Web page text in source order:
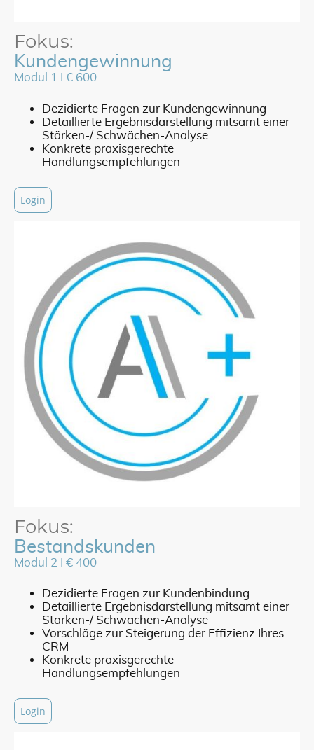
Fokus:
Kundengewinnung
Modul 1 I € 600
Dezidierte Fragen zur Kundengewinnung
Detaillierte Ergebnisdarstellung mitsamt einer
Stärken-/ Schwächen-Analyse
Konkrete praxisgerechte
Handlungsempfehlungen
Login
Fokus:
Bestandskunden
Modul 2 I € 400
Dezidierte Fragen zur Kundenbindung
Detaillierte Ergebnisdarstellung mitsamt einer
Stärken-/ Schwächen-Analyse
Vorschläge zur Steigerung der Effizienz Ihres
CRM
Konkrete praxisgerechte
Handlungsempfehlungen
Login